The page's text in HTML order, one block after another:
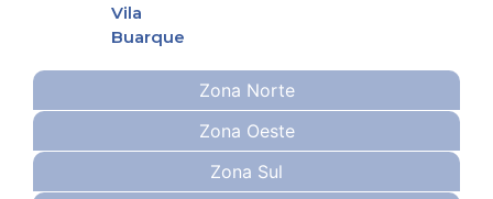
Zona Norte
Zona Oeste
Zona Sul
Vila
Buarque